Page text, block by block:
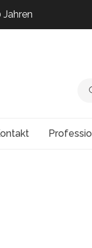
Jahren
Jahren